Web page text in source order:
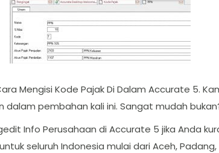
Mengisi Kode Pajak Di Dalam Accurate 5.
pembahan kali ini. Sangat mudah
Info Perusahaan di Accurate 5 jika Anda
seluruh Indonesia mulai dari Aceh,